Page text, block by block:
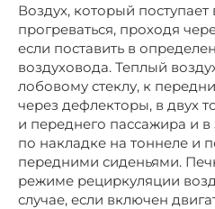
Воздух, который
прогреваться, проходя
если поставить в
воздуховода. Теплый
лобовому стеклу, к
через дефлекторы, в двух
и переднего пассажира и
по накладке на тоннеле и
передними сиденьями.
режиме рециркуляции
случае, если включен